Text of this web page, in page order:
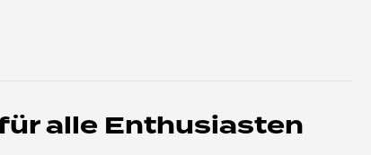
alle Enthusiasten